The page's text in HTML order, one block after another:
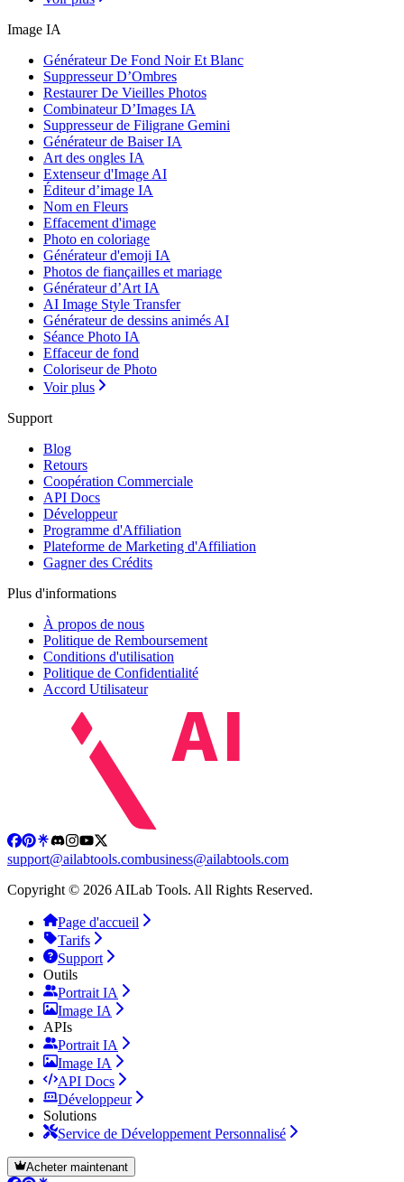
Image IA
Générateur De Fond Noir Et Blanc
Suppresseur D’Ombres
Restaurer De Vieilles Photos
Combinateur D’Images IA
Suppresseur de Filigrane Gemini
Générateur de Baiser IA
Art des ongles IA
Extenseur d'Image AI
Éditeur d’image IA
Nom en Fleurs
Effacement d'image
Photo en coloriage
Générateur d'emoji IA
Photos de fiançailles et mariage
Générateur d’Art IA
AI Image Style Transfer
Générateur de dessins animés AI
Séance Photo IA
Effaceur de fond
Coloriseur de Photo
Voir plus
Support
Blog
Retours
Coopération Commerciale
API Docs
Développeur
Programme d'Affiliation
Plateforme de Marketing d'Affiliation
Gagner des Crédits
Plus d'informations
À propos de nous
Politique de Remboursement
Conditions d'utilisation
Politique de Confidentialité
Accord Utilisateur
support@ailabtools.combusiness@ailabtools.com
Copyright © 2026 AILab Tools. All Rights Reserved.
Page d'accueil
Tarifs
Support
Outils
Portrait IA
Image IA
APIs
Portrait IA
Image IA
API Docs
Développeur
Solutions
Service de Développement Personnalisé
Acheter maintenant